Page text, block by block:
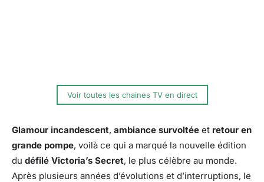
Voir toutes les chaines TV en direct
Glamour incandescent, ambiance survoltée et retour en
grande pompe, voilà ce qui a marqué la nouvelle édition
du défilé Victoria’s Secret, le plus célèbre au monde.
Après plusieurs années d’évolutions et d’interruptions, le